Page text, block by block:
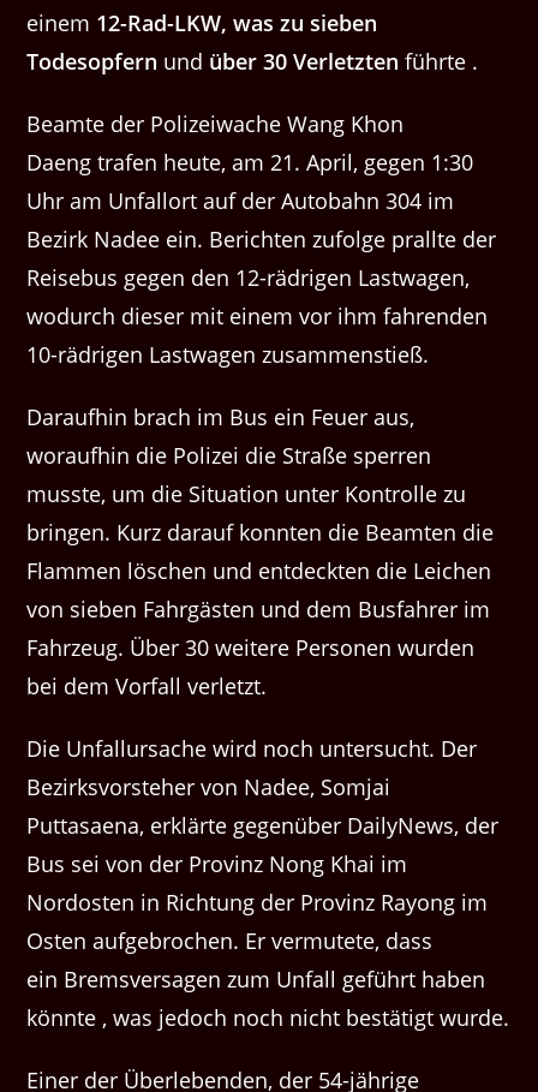
einem 12-Rad-LKW, was zusieben
Todesopfern und über 30 Verletzten führte .
Beamte der Polizeiwache Wang Khon
Daeng trafen heute, am 21. April, gegen 1:30
Uhr am Unfallort auf der Autobahn 304 im
Bezirk Nadee ein. Berichten zufolge prallte der
Reisebus gegen den 12-rädrigen Lastwagen,
wodurch dieser mit einem vor ihm fahrenden
10-rädrigen Lastwagen zusammenstieß.
Daraufhin brach im Bus ein Feuer aus,
woraufhin die Polizei die Straße sperren
musste, um die Situation unter Kontrolle zu
bringen. Kurz darauf konnten die Beamten die
Flammen löschen und entdeckten die Leichen
von sieben Fahrgästen und dem Busfahrer im
Fahrzeug. Über 30 weitere Personen wurden
bei dem Vorfall verletzt.
Die Unfallursache wird noch untersucht. Der
Bezirksvorsteher von Nadee, Somjai
Puttasaena, erklärte gegenüber DailyNews, der
Bus sei von der Provinz Nong Khai im
Nordosten in Richtung der Provinz Rayong im
Osten aufgebrochen. Er vermutete, dass
ein Bremsversagen zum Unfall geführt haben
könnte , was jedoch noch nicht bestätigt wurde.
Einer der Überlebenden, der 54-jährige